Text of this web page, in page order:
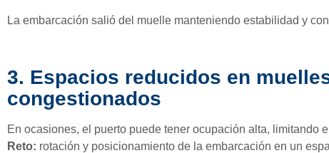
La embarcación salió del muelle manteniendo estabilidad y
3. Espacios reducidos en
congestionados
En ocasiones, el puerto puede tener ocupación alta, limitando
Reto: rotación y posicionamiento de la embarcación en un